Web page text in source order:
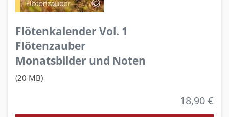
Flötenkalender Vol. 1
Flötenzauber
Monatsbilder und Noten
(20 MB)
18,90 €